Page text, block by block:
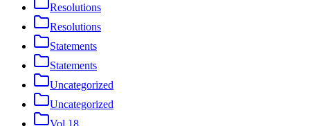
Resolutions
Resolutions
Statements
Statements
Uncategorized
Uncategorized